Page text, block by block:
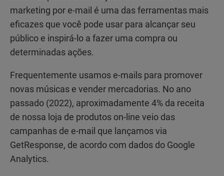
marketing por e-mail é uma das ferramentas mais
eficazes que você pode usar para alcançar seu
público e inspirá-lo a fazer uma compra ou
determinadas ações.
Frequentemente usamos e-mails para promover
novas músicas e vender mercadorias. No ano
passado (2022), aproximadamente 4% da receita
de nossa loja de produtos on-line veio das
campanhas de e-mail que lançamos via
GetResponse, de acordo com dados do Google
Analytics.